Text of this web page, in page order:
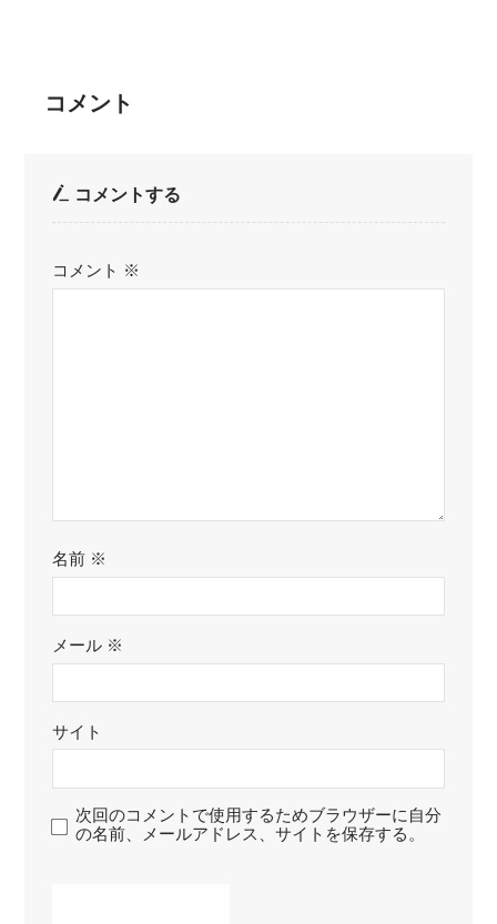
コメント
コメントする
コメント ※
名前 ※
メール ※
サイト
次回のコメントで使用するためブラウザーに自分
の名前、メールアドレス、サイトを保存する。